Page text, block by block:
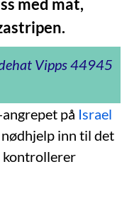
med mat,
Vipps 44945
på Israel
inn til det
kontrollerer